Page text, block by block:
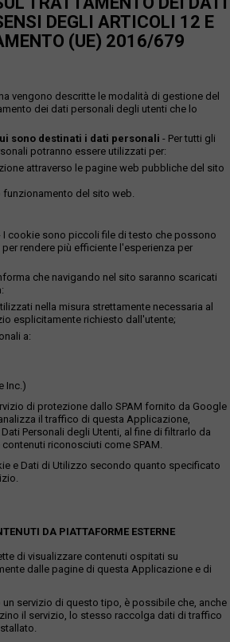
DEGLI ARTICOLI 12 E
(UE) 2016/679
vengono descritte le modalità di gestione del
dei dati personali degli utenti che lo
sono destinati i dati personali - Per tutti gli
potranno essere utilizzati per:
attraverso le pagine web pubbliche del sito
del sito web.
I cookie sono piccoli file di testo che possono
rendere più efficiente l'esperienza per
che navigando nel sito saranno scaricati
nella misura strettamente necessaria al
esplicitamente richiesto dall'utente;
a:
Inc.)
di protezione dallo SPAM fornito da Google
il traffico di questa Applicazione,
Personali degli Utenti, al fine di filtrarlo da
riconosciuti come SPAM.
e Dati di Utilizzo secondo quanto specificato
DA PIATTAFORME ESTERNE
di visualizzare contenuti ospitati su
dalle pagine di questa Applicazione e di
servizio di questo tipo, è possibile che, anche
il servizio, lo stesso raccolga dati di traffico